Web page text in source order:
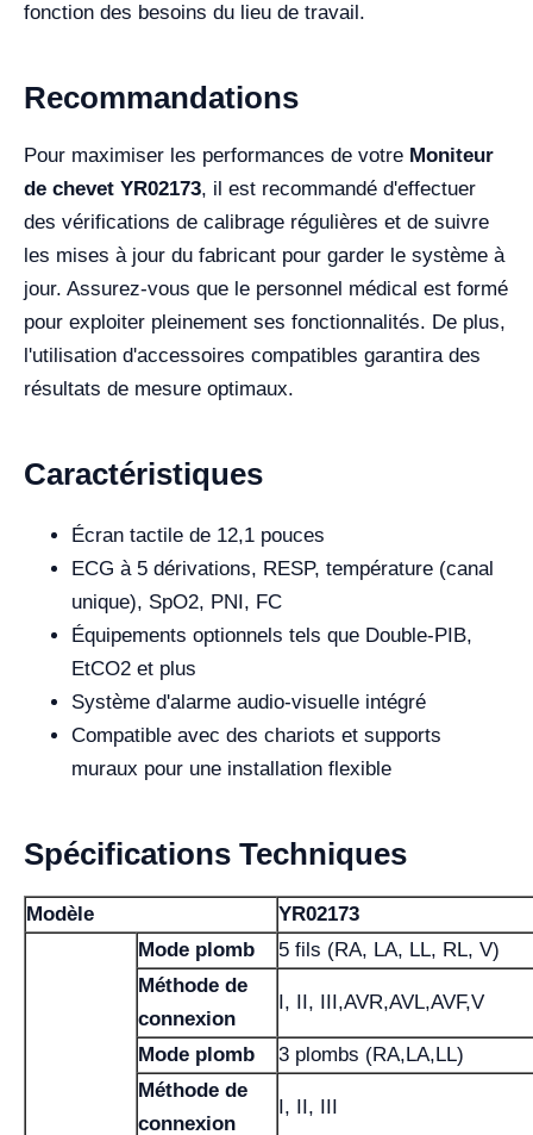
fonction des besoins du lieu de travail.
Recommandations
Pour maximiser les performances de votre Moniteur
de chevet YR02173, il est recommandé d'effectuer
des vérifications de calibrage régulières et de suivre
les mises à jour du fabricant pour garder le système à
jour. Assurez-vous que le personnel médical est formé
pour exploiter pleinement ses fonctionnalités. De plus,
l'utilisation d'accessoires compatibles garantira des
résultats de mesure optimaux.
Caractéristiques
Écran tactile de 12,1 pouces
ECG à 5 dérivations, RESP, température (canal
unique), SpO2, PNI, FC
Équipements optionnels tels que Double-PIB,
EtCO2 et plus
Système d'alarme audio-visuelle intégré
Compatible avec des chariots et supports
muraux pour une installation flexible
Spécifications Techniques
Modèle
YR02173
Mode plomb
5 fils (RA, LA, LL, RL, V)
Méthode de
connexion
I, II, III,AVR,AVL,AVF,V
Mode plomb
3 plombs (RA,LA,LL)
Méthode de
connexion
I, II, III